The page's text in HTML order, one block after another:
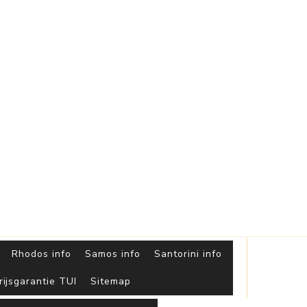
Rhodos info Samos info Santorini info
TUI Sitemap